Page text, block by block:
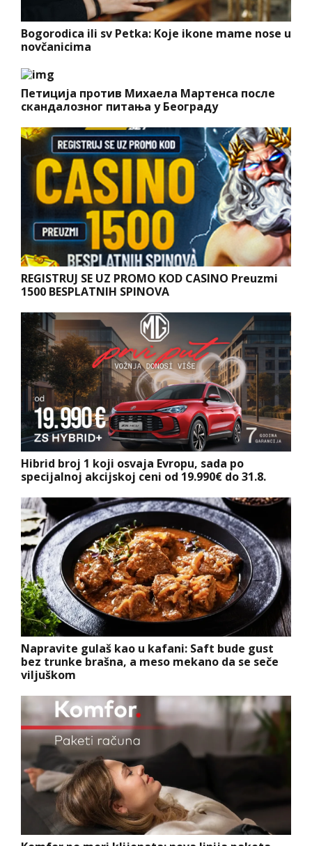
Bogorodica ili sv Petka: Koje ikone mame nose u
novčanicima
Петиција против Михаела Мартенса после
скандалозног питања у Београду
REGISTRUJ SE UZ PROMO KOD CASINO Preuzmi
1500 BESPLATNIH SPINOVA
Hibrid broj 1 koji osvaja Evropu, sada po
specijalnoj akcijskoj ceni od 19.990€ do 31.8.
Napravite gulaš kao u kafani: Saft bude gust
bez trunke brašna, a meso mekano da se seče
viljuškom